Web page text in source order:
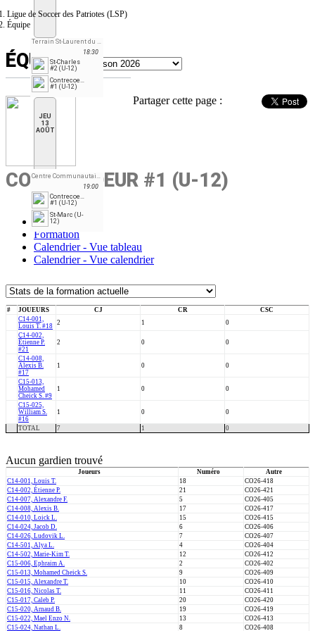
Terrain St-Laurent du fleuve, T-11
18:30
St-Charles
#2 (U-12)
Contrecoeur
#1 (U-12)
JEU
13
AOÛT
Centre Communautaire, St-Antoine, T11
19:00
Contrecoeur
#1 (U-12)
St-Marc (U-
12)
Ligue de Soccer des Patriotes (LSP)
Équipe
ÉQUIPE
Partager cette page :
CONTRECOEUR #1 (U-12)
Stats
Formation
Calendrier - Vue tableau
Calendrier - Vue calendrier
# JOUEURS CJ CR
CSC
C14-001,
Louis T. #18
2 1
0
C14-002,
Étienne P.
#21
2 0 0
C14-008,
Alexis B.
#17
1 0 0
C15-013,
Mohamed
Cheick S. #9
1 0 0
C15-025,
William S.
#16
1 0 0
TOTAL 7 1 0
Aucun gardien trouvé
Joueurs Numéro
Autre
C14-001, Louis T.
18
CO26-418
C14-002, Étienne P.
21
CO26-421
C14-007, Alexandre F.
5
CO26-405
C14-008, Alexis B.
17
CO26-417
C14-010, Loick L.
15
CO26-415
C14-024, Jacob D.
6
CO26-406
C14-026, Ludovik L.
7
CO26-407
C14-501, Alya L.
4
CO26-404
C14-502, Marie-Kim T.
12
CO26-412
C15-006, Ephraim A.
2
CO26-402
C15-013, Mohamed Cheick S.
9
CO26-409
C15-015, Alexandre T.
10
CO26-410
C15-016, Nicolas T.
11
CO26-411
C15-017, Caleb P.
20
CO26-420
C15-020, Arnaud B.
19
CO26-419
C15-022, Mael Enzo N.
13
CO26-413
C15-024, Nathan L.
8 CO26-408